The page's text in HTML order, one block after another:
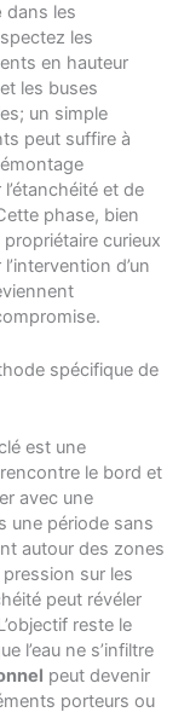
dans les
les
en hauteur
les buses
un simple
peut suffire à
et de
phase, bien
curieux
d’un
spécifique de
est une
le bord et
avec une
une période sans
autour des zones
sur les
peut révéler
reste le
l’eau ne s’infiltre
peut devenir
porteurs ou